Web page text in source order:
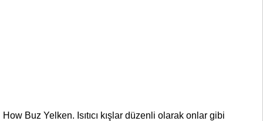
How Buz Yelken. Isıtıcı kışlar düzenli olarak onlar gibi